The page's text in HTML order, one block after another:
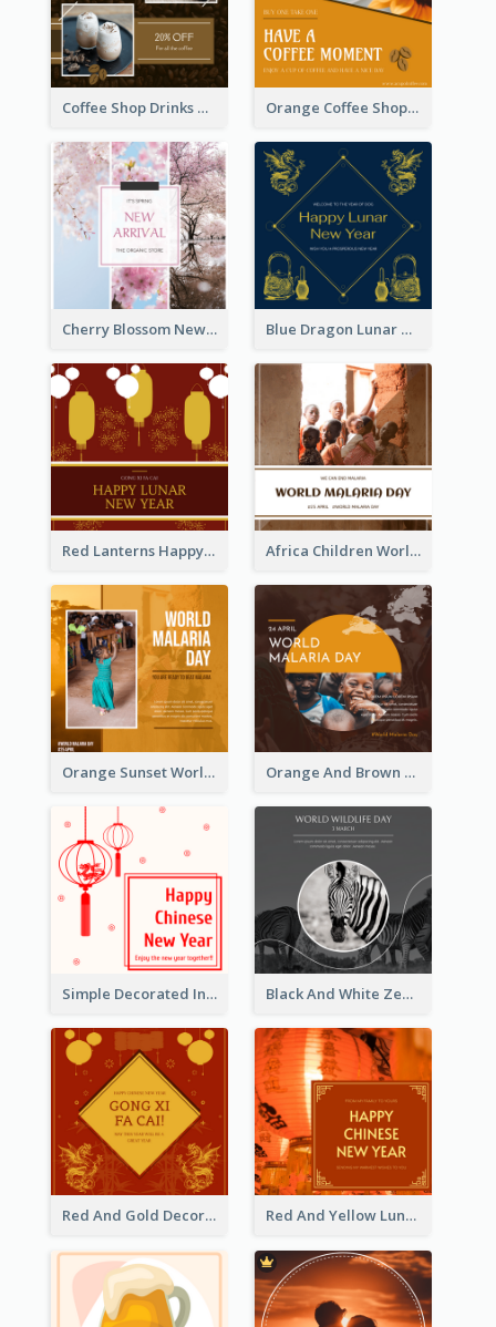
Coffee Shop Drinks Discount Instagram Post Orange Coffee Shop Instagram Post
Cherry Blossom New Arrival Instagram Post Blue Dragon Lunar New Year Instagram Post
Red Lanterns Happy Lunar New Year Instagram Post Africa Children World Malaria Day Instagram Post
Orange Sunset World Malaria Day Instagram Post Orange And Brown World Malaria Day Instagram Post
Simple Decorated Instagram Post Of Chinese New Year Black And White Zebra World Wildlife Day Instagram Post
Red And Gold Decoration Lunar New Year Instagram Post Red And Yellow Lunar New Year Instagram Post